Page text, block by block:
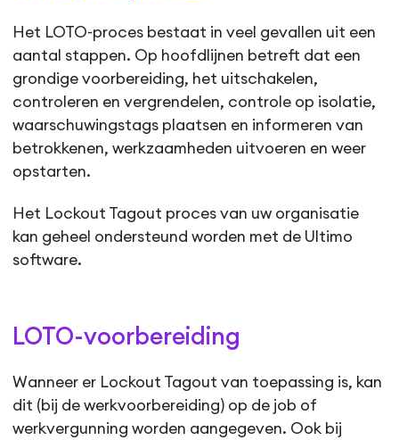
Het LOTO-proces bestaat in veel gevallen uit een
aantal stappen. Op hoofdlijnen betreft dat een
grondige voorbereiding, het uitschakelen,
controleren en vergrendelen, controle op isolatie,
waarschuwingstags plaatsen en informeren van
betrokkenen, werkzaamheden uitvoeren en weer
opstarten.
Het Lockout Tagout proces van uw organisatie
kan geheel ondersteund worden met de Ultimo
software.
LOTO-voorbereiding
Wanneer er Lockout Tagout van toepassing is, kan
dit (bij de werkvoorbereiding) op de job of
werkvergunning worden aangegeven. Ook bij